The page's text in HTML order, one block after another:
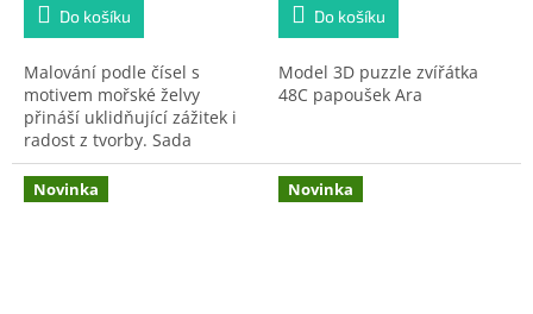
Do košíku
Malování podle čísel s
motivem mořské želvy
přináší uklidňující zážitek i
radost z tvorby. Sada
obsahuje 1 malířské plátno o
rozměru 20,3 × 28 cm, 7
kelímků s akrylovou barvou a
Do košíku
Model 3D puzzle zvířátka
48C papoušek Ara
Novinka Novinka